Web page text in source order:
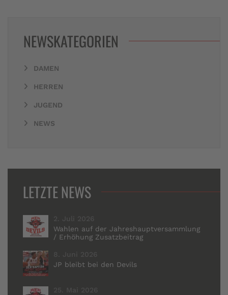
NEWSKATEGORIEN
DAMEN
HERREN
JUGEND
NEWS
LETZTE NEWS
2. Juli 2026
Wahlen auf der Jahreshauptversammlung
/ Erhöhung Zusatzbeitrag
8. Juni 2026
JP bleibt bei den Devils
25. Mai 2026